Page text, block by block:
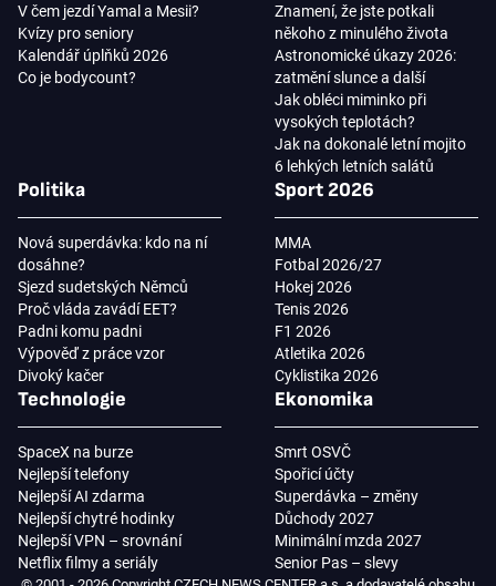
V čem jezdí Yamal a Mesii?
Kvízy pro seniory
Kalendář úplňků 2026
Co je bodycount?
Znamení, že jste potkali
někoho z minulého života
Astronomické úkazy 2026:
zatmění slunce a další
Jak obléci miminko při
vysokých teplotách?
Jak na dokonalé letní mojito
6 lehkých letních salátů
Politika
Nová superdávka: kdo na ní
dosáhne?
Sjezd sudetských Němců
Proč vláda zavádí EET?
Padni komu padni
Výpověď z práce vzor
Divoký kačer
Sport 2026
MMA
Fotbal 2026/27
Hokej 2026
Tenis 2026
F1 2026
Atletika 2026
Cyklistika 2026
Technologie
SpaceX na burze
Nejlepší telefony
Nejlepší AI zdarma
Nejlepší chytré hodinky
Nejlepší VPN – srovnání
Netflix filmy a seriály
Ekonomika
Smrt OSVČ
Spořicí účty
Superdávka – změny
Důchody 2027
Minimální mzda 2027
Senior Pas – slevy